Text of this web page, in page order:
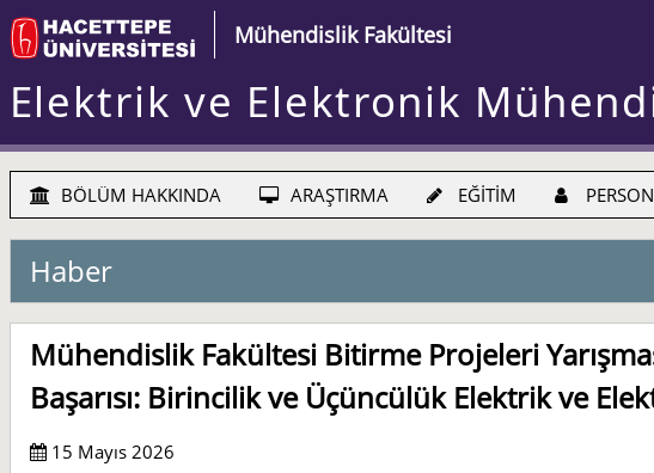
Mühendislik Fakültesi
Elektrik ve Elektronik
BÖLÜM HAKKINDA ARAŞTIRMA EĞİTİM
Haber
Mühendislik Fakültesi Bitirme Projeleri
Başarısı: Birincilik ve Üçüncülük Elektrik ve
15 Mayıs 2026